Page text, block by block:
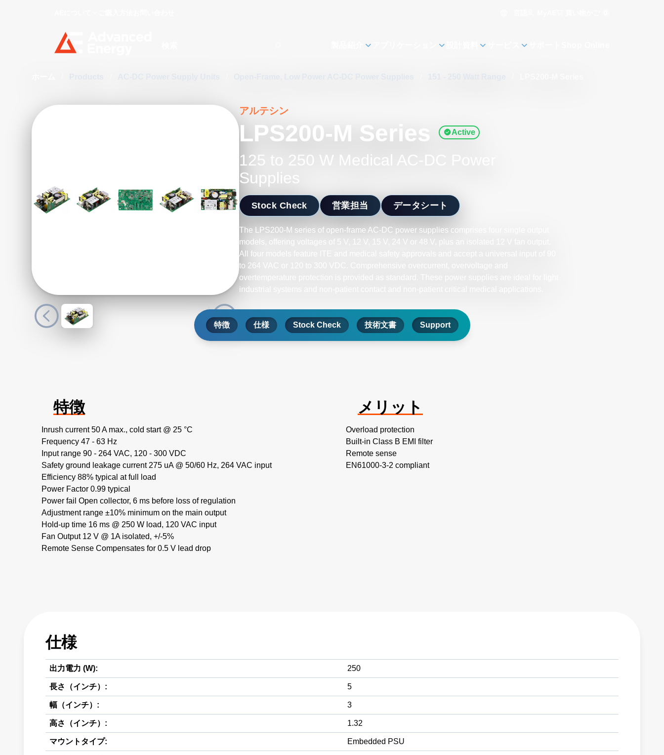
アルテシン
LPS200-M Series Active
125 to 250 W Medical AC-DC Power
Supplies
Stock Check 営業担当 データシート
The LPS200-M series of open-frame AC-DC power supplies comprises four single output
models, offering voltages of 5 V, 12 V, 15 V, 24 V or 48 V, plus an isolated 12 V fan output.
All four models feature ITE and medical safety approvals and accept a universal input of 90
to 264 VAC or 120 to 300 VDC. Comprehensive overcurrent, overvoltage and
overtemperature protection is provided as standard. These power supplies are ideal for light
industrial systems and non-patient contact and non-patient critical medical applications.
特徴 仕様 Stock Check 技術文書 Support
特徴
Inrush current 50 A max., cold start @ 25 °C
Frequency 47 - 63 Hz
Input range 90 - 264 VAC, 120 - 300 VDC
Safety ground leakage current 275 uA @ 50/60 Hz, 264 VAC input
Efficiency 88% typical at full load
Power Factor 0.99 typical
Power fail Open collector, 6 ms before loss of regulation
Adjustment range ±10% minimum on the main output
Hold-up time 16 ms @ 250 W load, 120 VAC input
Fan Output 12 V @ 1A isolated, +/-5%
Remote Sense Compensates for 0.5 V lead drop
メリット
Overload protection
Built-in Class B EMI filter
Remote sense
EN61000-3-2 compliant
仕様
出力電力 (W): 250
長さ（インチ）: 5
幅（インチ）: 3
高さ（インチ）: 1.32
マウントタイプ: Embedded PSU